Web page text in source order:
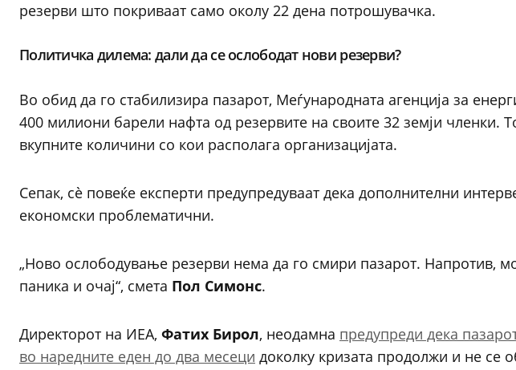
резерви што покриваат само околу 22 дена потрошувачка.
Политичка дилема: дали да се ослободат нови резерви?
Во обид да го стабилизира пазарот, Меѓународната агенција за
400 милиони барели нафта од резервите на своите 32 земји членки.
вкупните количини со кои располага организацијата.
Сепак, сè повеќе експерти предупредуваат дека дополнителни
економски проблематични.
„Ново ослободување резерви нема да го смири пазарот. Напротив,
паника и очај“, смета Пол Симонс.
Директорот на ИЕА, Фатих Бирол, неодамна предупреди дека
во наредните еден до два месеци доколку кризата продолжи и не се